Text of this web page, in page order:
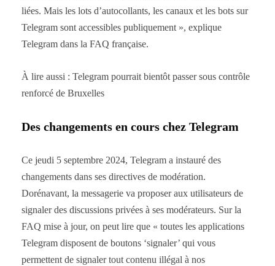
liées. Mais les lots d’autocollants, les canaux et les bots sur
Telegram sont accessibles publiquement », explique
Telegram dans la FAQ française.
À lire aussi : Telegram pourrait bientôt passer sous contrôle
renforcé de Bruxelles
Des changements en cours chez Telegram
Ce jeudi 5 septembre 2024, Telegram a instauré des
changements dans ses directives de modération.
Dorénavant, la messagerie va proposer aux utilisateurs de
signaler des discussions privées à ses modérateurs. Sur la
FAQ mise à jour, on peut lire que « toutes les applications
Telegram disposent de boutons ‘signaler’ qui vous
permettent de signaler tout contenu illégal à nos